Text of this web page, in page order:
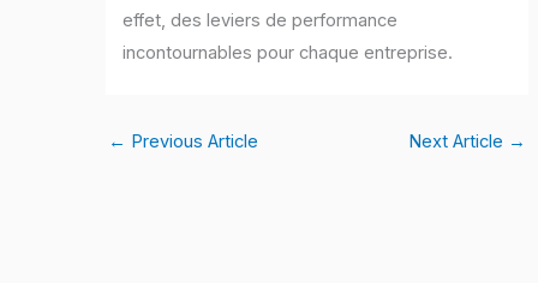
effet, des leviers de performance
incontournables pour chaque entreprise.
← Previous Article Next Article →